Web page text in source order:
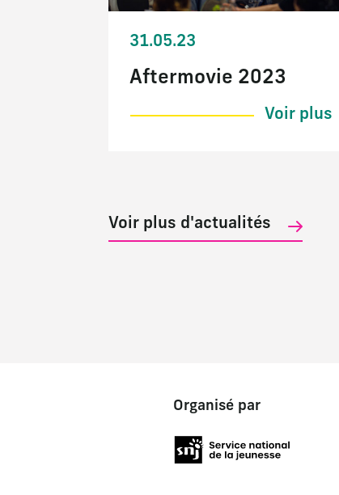
31.05.23
Aftermovie 2023
Voir plus
Voir plus d'actualités
Organisé par